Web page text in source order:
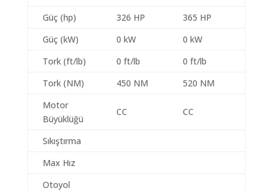
Güç (hp) 326 HP
365 HP
Güç (kW)
0 kW
0 kW
Tork (ft/lb)
0 ft/lb
0 ft/lb
Tork (NM)
450 NM
520 NM
Motor
Büyüklüğü
CC CC
Sıkıştırma
Max Hız
Otoyol